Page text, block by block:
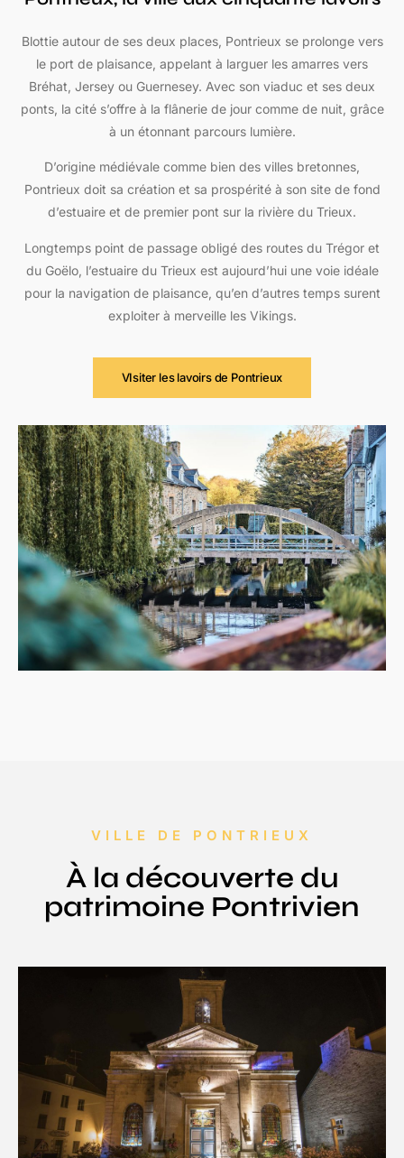
Blottie autour de ses deux places, Pontrieux se prolonge vers
le port de plaisance, appelant à larguer les amarres vers
Bréhat, Jersey ou Guernesey. Avec son viaduc et ses deux
ponts, la cité s’offre à la flânerie de jour comme de nuit, grâce
à un étonnant parcours lumière.
D’origine médiévale comme bien des villes bretonnes,
Pontrieux doit sa création et sa prospérité à son site de fond
d’estuaire et de premier pont sur la rivière du Trieux.
Longtemps point de passage obligé des routes du Trégor et
du Goëlo, l’estuaire du Trieux est aujourd’hui une voie idéale
pour la navigation de plaisance, qu’en d’autres temps surent
exploiter à merveille les Vikings.
VIsiter les lavoirs de Pontrieux
VILLE DE PONTRIEUX
À la découverte du
patrimoine Pontrivien